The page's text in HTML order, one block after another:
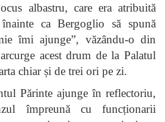
albastru, care era atribuită
ca Bergoglio să spună
îmi ajunge”, văzându-o din
acest drum de la Palatul
chiar și de trei ori pe zi.
Părinte ajunge în reflectoriu,
împreună cu funcționarii